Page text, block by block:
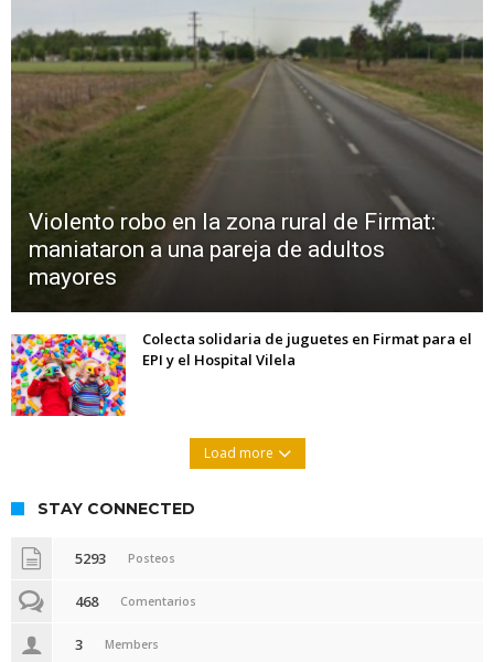
Violento robo en la zona rural de Firmat:
maniataron a una pareja de adultos
mayores
Colecta solidaria de juguetes en Firmat para el
EPI y el Hospital Vilela
Load more
STAY CONNECTED
5293 Posteos
468 Comentarios
3 Members